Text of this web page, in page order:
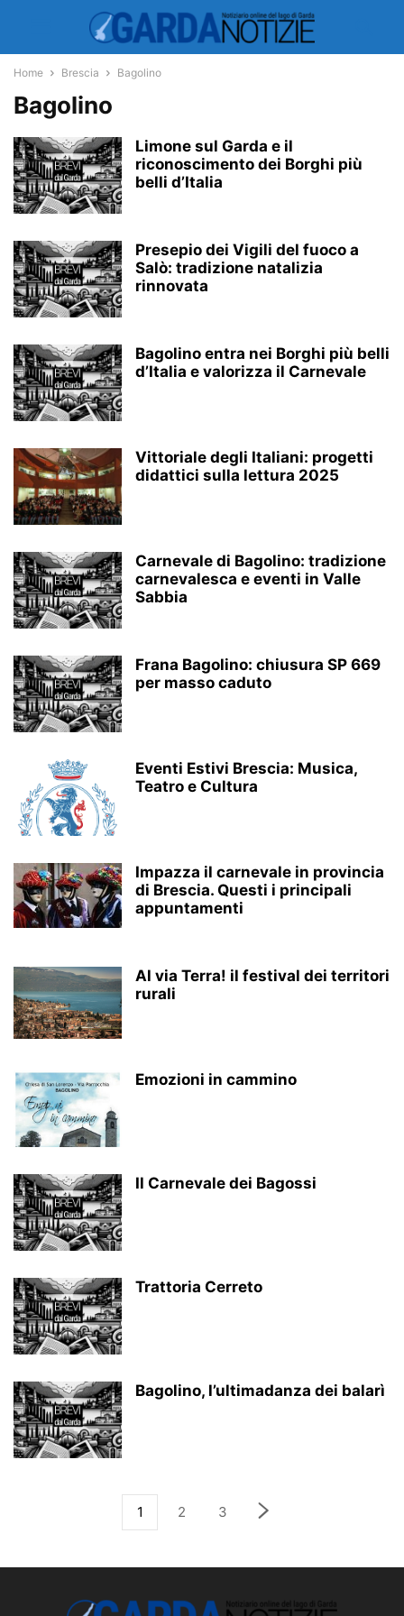
Home Brescia Bagolino
Bagolino
Limone sul Garda e il
riconoscimento dei Borghi più
belli d’Italia
Presepio dei Vigili del fuoco a
Salò: tradizione natalizia
rinnovata
Bagolino entra nei Borghi più belli
d’Italia e valorizza il Carnevale
Vittoriale degli Italiani: progetti
didattici sulla lettura 2025
Carnevale di Bagolino: tradizione
carnevalesca e eventi in Valle
Sabbia
Frana Bagolino: chiusura SP 669
per masso caduto
Eventi Estivi Brescia: Musica,
Teatro e Cultura
Impazza il carnevale in provincia
di Brescia. Questi i principali
appuntamenti
Al via Terra! il festival dei territori
rurali
Emozioni in cammino
Il Carnevale dei Bagossi
Trattoria Cerreto
Bagolino, l’ultimadanza dei balarì
1 2 3